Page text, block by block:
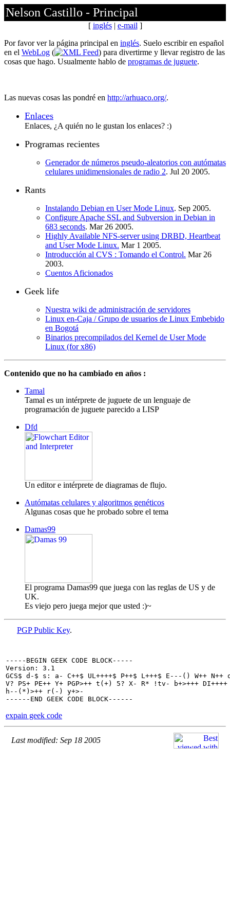
Nelson Castillo - Principal
[ inglés| e-mail ]
Por favor ver la página principal en inglés. Suelo escribir en español
en el WebLog (
) para divertirme y llevar registro de las
cosas que hago. Usualmente hablo de programas de juguete.
Las nuevas cosas las pondré en http://arhuaco.org/.
Enlaces
Enlaces, ¿A quién no le gustan los enlaces? :)
Programas recientes
Generador de números pseudo-aleatorios con autómatas
celulares unidimensionales de radio 2. Jul 20 2005.
Rants
Instalando Debian en User Mode Linux. Sep 2005.
Configure Apache SSL and Subversion in Debian in
683 seconds. Mar 26 2005.
Highly Available NFS-server using DRBD, Heartbeat
and User Mode Linux. Mar 1 2005.
Introducción al CVS : Tomando el Control. Mar 26
2003.
Cuentos Aficionados
Geek life
Nuestra wiki de administración de servidores
Linux en-Caja / Grupo de usuarios de Linux Embebido
en Bogotá
Binarios precompilados del Kernel de User Mode
Linux (for x86)
Contenido que no ha cambiado en años :
Tamal
Tamal es un intérprete de juguete de un lenguaje de
programación de juguete parecido a LISP
Dfd
Un editor e intérprete de diagramas de flujo.
Autómatas celulares y algoritmos genéticos
Algunas cosas que he probado sobre el tema
Damas99
El programa Damas99 que juega con las reglas de US y de
UK.
Es viejo pero juega mejor que usted :)~
PGP Public Key.
-----BEGIN GEEK CODE BLOCK-----
Version: 3.1
GCS$ d-$ s: a- C++$ UL++++$ P++$ L+++$ E---() W++
V? PS+ PE++ Y+ PGP>++ t(+) 5? X- R* !tv- b+>+++ DI++++
h--(*)>++ r(-) y+>-
expain geek code
Last modified: Sep 18 2005